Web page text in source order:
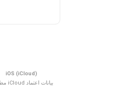
iOS (iCloud)
بيانات اعتماد iCloud مطلوبة